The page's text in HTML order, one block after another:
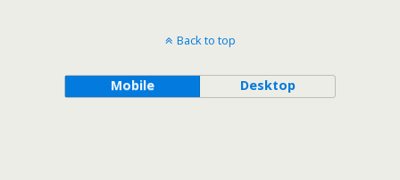
Back to top
Mobile Desktop